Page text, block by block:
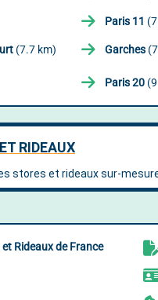
Paris 11
(7.7 km) Garches
Paris 20
Rideaux de France